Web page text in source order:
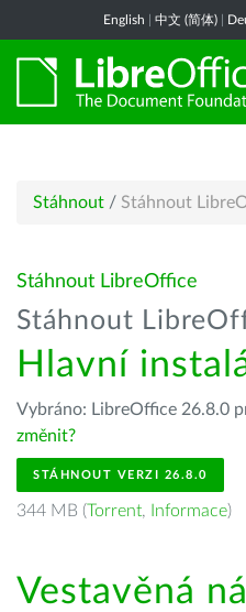
English 中文 (简体)
Stáhnout / Stáhnout
Stáhnout LibreOffice
Stáhnout
Hlavní
Vybráno: LibreOffice 26.8.0
změnit?
STÁHNOUT VERZI 26.8.0
344 MB (Torrent, Informace)
Vestavěná